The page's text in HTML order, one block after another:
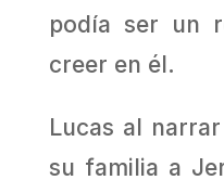
podía ser un
creer en él.
Lucas al
su familia a